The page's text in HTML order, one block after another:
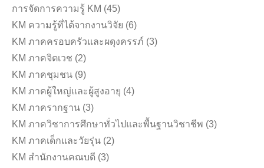
การจัดการความรู้ KM (45)
KM ความรู้ที่ได้จากงานวิจัย (6)
KM ภาคครอบครัวและผดุงครรภ์ (3)
KM ภาคจิตเวช (2)
KM ภาคชุมชน (9)
KM ภาคผู้ใหญ่และผู้สูงอายุ (4)
KM ภาครากฐาน (3)
KM ภาควิชาการศึกษาทั่วไปและพื้นฐานวิชาชีพ (3)
KM ภาคเด็กและวัยรุ่น (2)
KM สำนักงานคณบดี (3)